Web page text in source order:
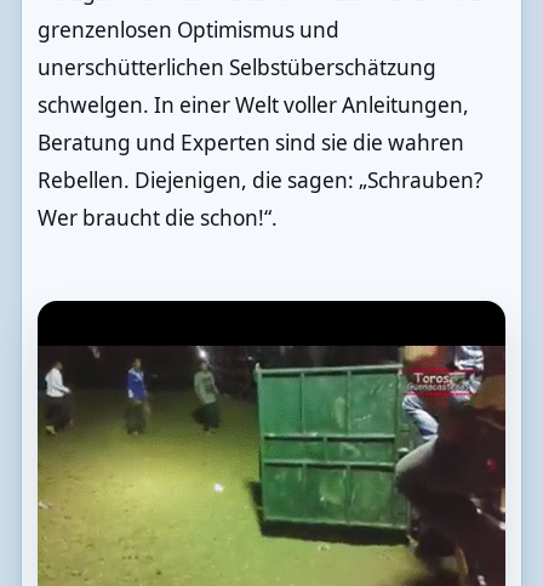
grenzenlosen Optimismus und
unerschütterlichen Selbstüberschätzung
schwelgen. In einer Welt voller Anleitungen,
Beratung und Experten sind sie die wahren
Rebellen. Diejenigen, die sagen: „Schrauben?
Wer braucht die schon!“.